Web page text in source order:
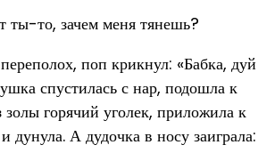
ты-то, зачем меня тянешь?
поп крикнул: «Бабка, дуй
спустилась с нар, подошла к
горячий уголек, приложила к
дунула. А дудочка в носу заиграла: